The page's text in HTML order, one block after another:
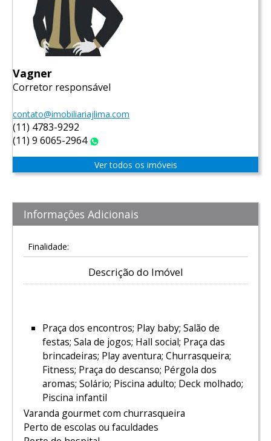
Vagner
Corretor responsável
contato@imobiliariajlima.com
(11) 4783-9292
(11) 9 6065-2964
Ver todos os imóveis
Informações Adicionais
Finalidade:
Descrição do Imóvel
Praça dos encontros; Play baby; Salão de
festas; Sala de jogos; Hall social; Praça das
brincadeiras; Play aventura; Churrasqueira;
Fitness; Praça do descanso; Pérgola dos
aromas; Solário; Piscina adulto; Deck molhado;
Piscina infantil
Varanda gourmet com churrasqueira
Perto de escolas ou faculdades